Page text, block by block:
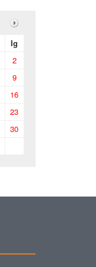
Ig
2
9
16
23
30